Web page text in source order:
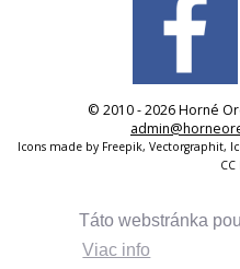
Táto webstránka
Viac info
© 2010 - 2026 Horné
Icons made by Freepik, Vectorgraphit,
CC